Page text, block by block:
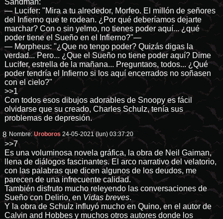
Sandman:
— Lucifer: "Mira a tu alrededor, Morfeo. El millón de señores
del Infierno que te rodean. ¿Por qué deberíamos dejarte
marchar? Con o sin yelmo, no tienes poder aquí... ¿qué
poder tiene el Sueño en el Infierno?"—
— Morpheus: "¿Que no tengo poder? Quizás digas la
verdad... Pero... ¿Que el Sueño no tiene poder aquí? Dime
Lucifer, estrella de la mañana... Preguntaos, todos... ¿Qué
poder tendría el Infierno si los aquí encerrados no soñasen
con el cielo?"
>>1
Con todos esos dibujos adorables de Snoopy es fácil
olvidarse que su creado, Charles Schulz, tenía sus
problemas de depresión.
8 Nombre:Uroboros 24-05-2021 (lun) 03:37:20
>>7
Es una voluminosa novela gráfica, la obra de Neil Gaiman,
llena de diálogos fascinantes. El arco narrativo del velatorio,
con las palabras que dicen algunos de los deudos, me
parecen de una infrecuente calidad.
También disfruto mucho releyendo las conversaciones de
Sueño con Delirio, en Vidas breves.
Y la obra de Schulz influyó mucho en Quino, en el autor de
Calvin and Hobbes y muchos otros autores donde los